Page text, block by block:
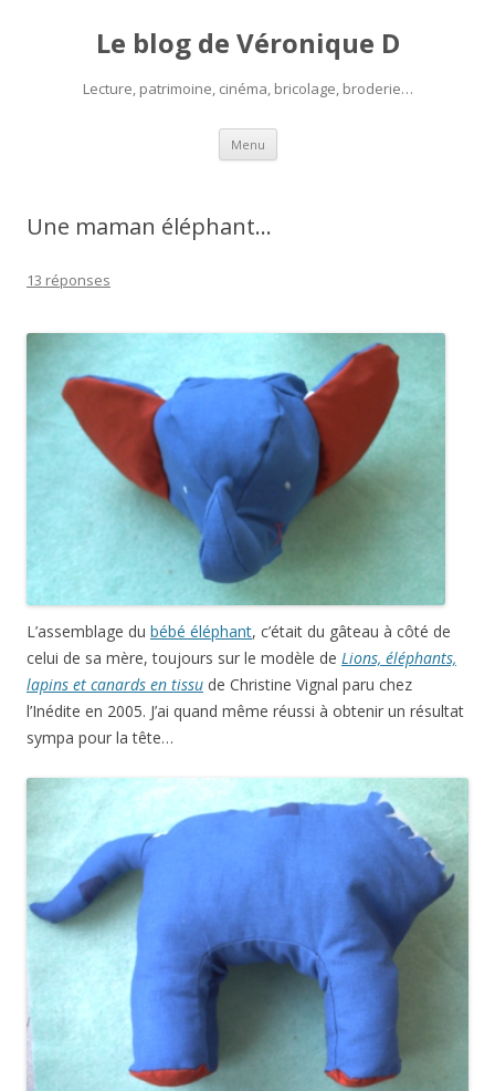
Le blog de Véronique D
Lecture, patrimoine, cinéma, bricolage, broderie…
Menu Aller
contenu
Une maman éléphant…
13 réponses
L’assemblage du bébé éléphant, c’était du gâteau à côté de
celui de sa mère, toujours sur le modèle de Lions, éléphants,
lapins et canards en tissu de Christine Vignal paru chez
l’Inédite en 2005. J’ai quand même réussi à obtenir un résultat
sympa pour la tête…